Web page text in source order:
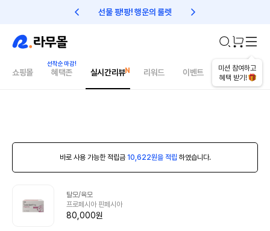
선물 팡!팡! 행운의 룰렛 친구초대 1만원 리워드!
미션 참여하고
혜택 받기!
쇼핑몰 혜택존 실시간리뷰 리워드 이벤트 건강매거진
바로 사용 가능한 적립금 10,622원을 적립 하였습니다.
탈모/육모
프로페시아 핀페시아
80,000원